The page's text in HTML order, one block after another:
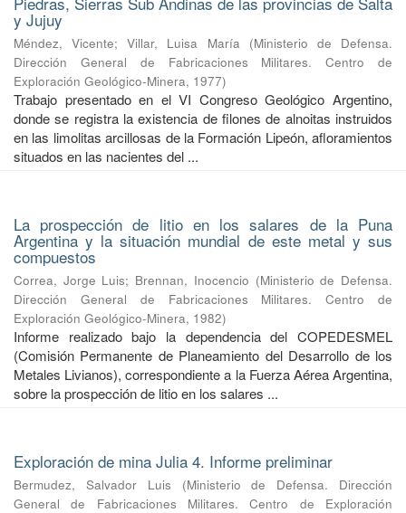
y Jujuy
Méndez, Vicente;Villar, Luisa María (Ministerio de Defensa.
Dirección General de Fabricaciones Militares. Centro de
Exploración Geológico-Minera, 1977)
Trabajo presentado en el VI Congreso Geológico Argentino,
donde se registra la existencia de filones de alnoitas instruidos
en las limolitas arcillosas de la Formación Lipeón, afloramientos
situados en las nacientes del ...
La prospección de litio en los salares de la Puna
Argentina y la situación mundial de este metal y sus
compuestos
Correa, Jorge Luis; Brennan, Inocencio (Ministerio de Defensa.
Dirección General de Fabricaciones Militares. Centro de
Exploración Geológico-Minera, 1982)
Informe realizado bajo la dependencia del COPEDESMEL
(Comisión Permanente de Planeamiento del Desarrollo de los
Metales Livianos), correspondiente a la Fuerza Aérea Argentina,
sobre la prospección de litio en los salares ...
Exploración de mina Julia 4. Informe preliminar
Bermudez, Salvador Luis (Ministerio de Defensa. Dirección
General de Fabricaciones Militares. Centro de Exploración